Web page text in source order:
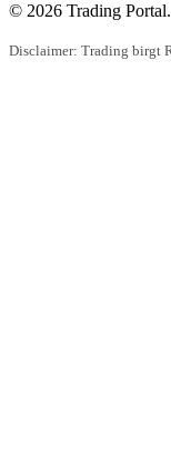
© 2026 Trading
Disclaimer: Trading birgt